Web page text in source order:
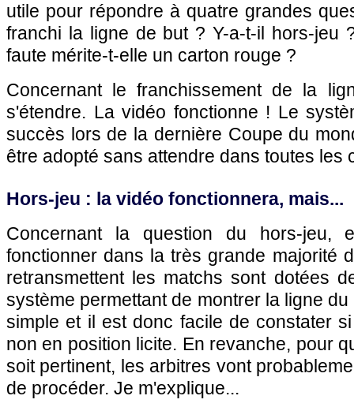
utile pour répondre à quatre grandes
franchi la ligne de but ? Y-a-t-il hors-jeu
faute mérite-t-elle un carton rouge ?
Concernant le franchissement de la
s'étendre. La vidéo fonctionne ! Le
succès lors de la dernière Coupe du
être adopté sans attendre dans toutes les
Hors-jeu : la vidéo fonctionnera, mais...
Concernant la question du hors-jeu,
fonctionner dans la très grande majorité
retransmettent les matchs sont dotées
système permettant de montrer la ligne
simple et il est donc facile de constater
non en position licite. En revanche, pour
soit pertinent, les arbitres vont
de procéder. Je m'explique...